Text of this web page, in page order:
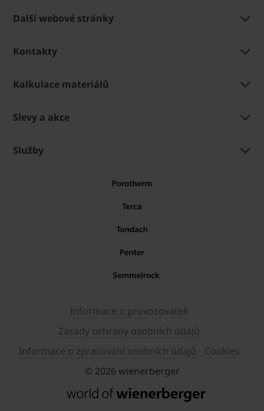
Další webové stránky
Kontakty
Kalkulace materiálů
Slevy a akce
Služby
Informace o provozovateli
Zásady ochrany osobních údajů
Informace o zpracování osobních údajů
Cookies
© 2026 wienerberger